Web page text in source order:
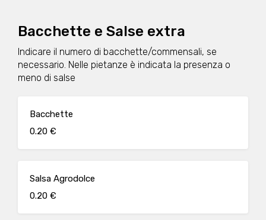
Bacchette e Salse extra
Indicare il numero di bacchette/commensali, se
necessario. Nelle pietanze è indicata la presenza o
meno di salse
Bacchette
0.20 €
Salsa Agrodolce
0.20 €